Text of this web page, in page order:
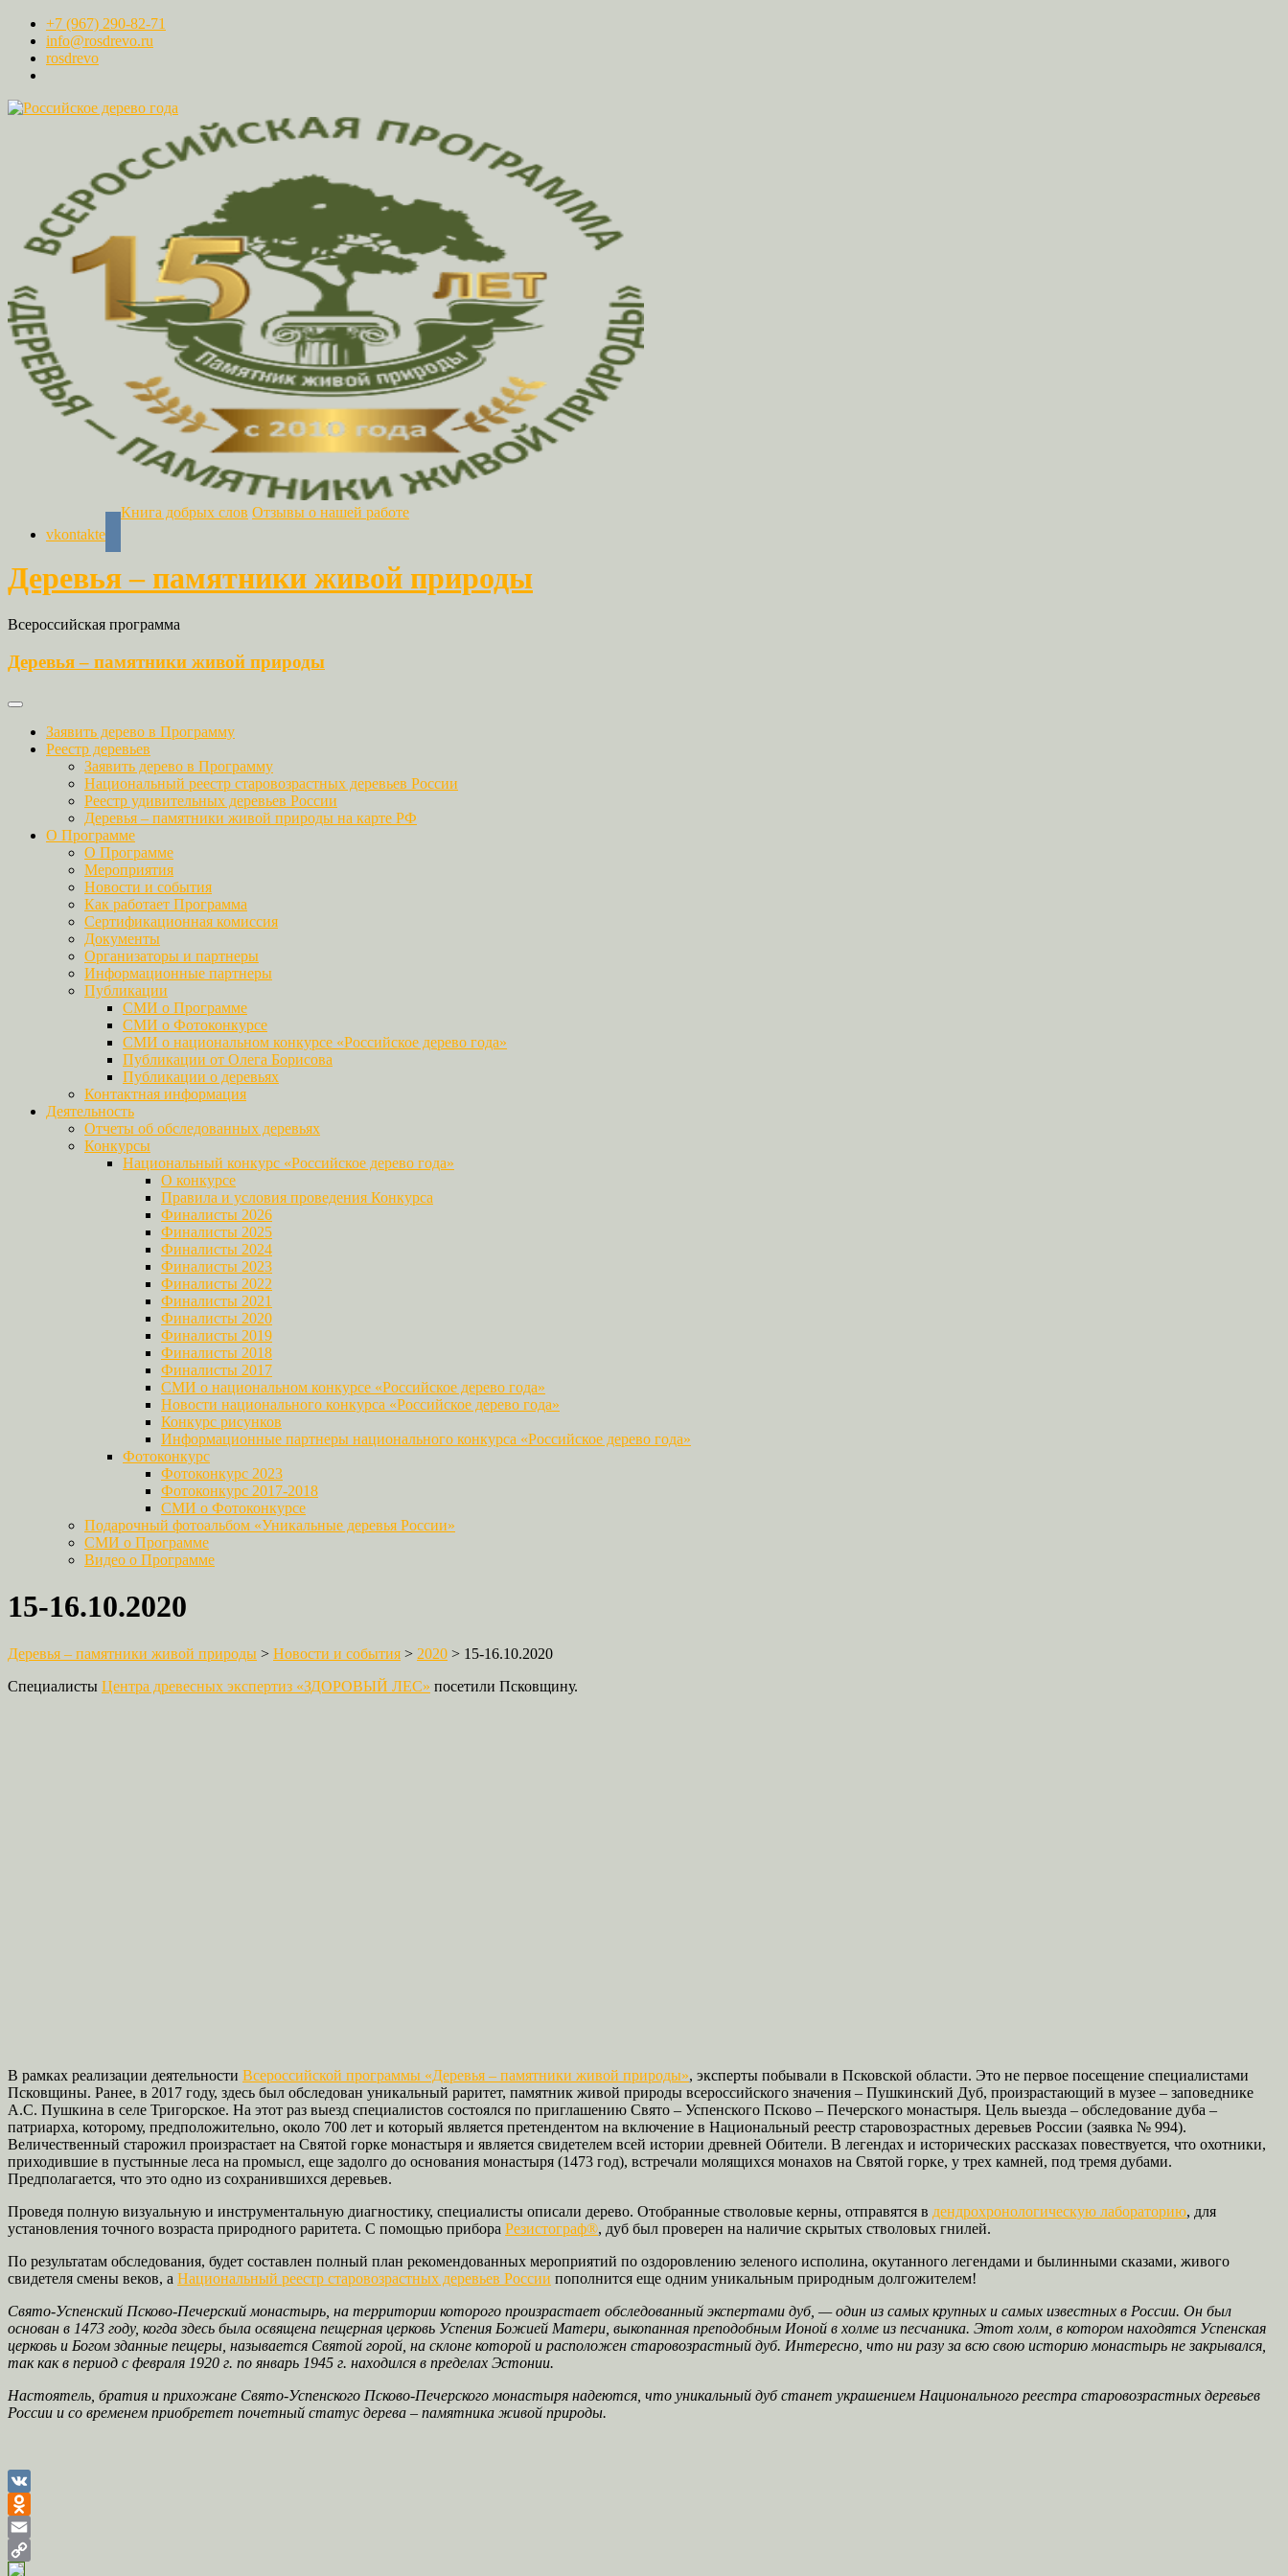
+7 (967) 290-82-71
info@rosdrevo.ru
rosdrevo
vkontakte
Книга добрых слов Отзывы о нашей работе
Деревья – памятники живой природы
Всероссийская программа
Деревья – памятники живой природы
Заявить дерево в Программу
Реестр деревьев
Заявить дерево в Программу
Национальный реестр старовозрастных деревьев России
Реестр удивительных деревьев России
Деревья – памятники живой природы на карте РФ
О Программе
О Программе
Мероприятия
Новости и события
Как работает Программа
Сертификационная комиссия
Документы
Организаторы и партнеры
Информационные партнеры
Публикации
СМИ о Программе
СМИ о Фотоконкурсе
СМИ о национальном конкурсе «Российское дерево года»
Публикации от Олега Борисова
Публикации о деревьях
Контактная информация
Деятельность
Отчеты об обследованных деревьях
Конкурсы
Национальный конкурс «Российское дерево года»
О конкурсе
Правила и условия проведения Конкурса
Финалисты 2026
Финалисты 2025
Финалисты 2024
Финалисты 2023
Финалисты 2022
Финалисты 2021
Финалисты 2020
Финалисты 2019
Финалисты 2018
Финалисты 2017
СМИ о национальном конкурсе «Российское дерево года»
Новости национального конкурса «Российское дерево года»
Конкурс рисунков
Информационные партнеры национального конкурса «Российское дерево года»
Фотоконкурс
Фотоконкурс 2023
Фотоконкурс 2017-2018
СМИ о Фотоконкурсе
Подарочный фотоальбом «Уникальные деревья России»
СМИ о Программе
Видео о Программе
15-16.10.2020
Деревья – памятники живой природы > Новости и события > 2020 > 15-16.10.2020
Специалисты Центра древесных экспертиз «ЗДОРОВЫЙ ЛЕС» посетили Псковщину.
В рамках реализации деятельности Всероссийской программы «Деревья – памятники живой природы», эксперты побывали в Псковской области. Это не первое посещение специалистами
Псковщины. Ранее, в 2017 году, здесь был обследован уникальный раритет, памятник живой природы всероссийского значения – Пушкинский Дуб, произрастающий в музее – заповеднике
А.С. Пушкина в селе Тригорское. На этот раз выезд специалистов состоялся по приглашению Свято – Успенского Псково – Печерского монастыря. Цель выезда – обследование дуба –
патриарха, которому, предположительно, около 700 лет и который является претендентом на включение в Национальный реестр старовозрастных деревьев России (заявка № 994).
Величественный старожил произрастает на Святой горке монастыря и является свидетелем всей истории древней Обители. В легендах и исторических рассказах повествуется, что охотники,
приходившие в пустынные леса на промысл, еще задолго до основания монастыря (1473 год), встречали молящихся монахов на Святой горке, у трех камней, под тремя дубами.
Предполагается, что это одно из сохранившихся деревьев.
Проведя полную визуальную и инструментальную диагностику, специалисты описали дерево. Отобранные стволовые керны, отправятся в дендрохронологическую лабораторию, для
установления точного возраста природного раритета. С помощью прибора Резистограф®, дуб был проверен на наличие скрытых стволовых гнилей.
По результатам обследования, будет составлен полный план рекомендованных мероприятий по оздоровлению зеленого исполина, окутанного легендами и былинными сказами, живого
свидетеля смены веков, а Национальный реестр старовозрастных деревьев России пополнится еще одним уникальным природным долгожителем!
Свято-Успенский Псково-Печерский монастырь, на территории которого произрастает обследованный экспертами дуб, — один из самых крупных и самых известных в России. Он был
основан в 1473 году, когда здесь была освящена пещерная церковь Успения Божией Матери, выкопанная преподобным Ионой в холме из песчаника. Этот холм, в котором находятся Успенская
церковь и Богом зданные пещеры, называется Святой горой, на склоне которой и расположен старовозрастный дуб. Интересно, что ни разу за всю свою историю монастырь не закрывался,
так как в период с февраля 1920 г. по январь 1945 г. находился в пределах Эстонии.
Настоятель, братия и прихожане Свято-Успенского Псково-Печерского монастыря надеются, что уникальный дуб станет украшением Национального реестра старовозрастных деревьев
России и со временем приобретет почетный статус дерева – памятника живой природы.
VK
Odnoklassniki
Email
Copy